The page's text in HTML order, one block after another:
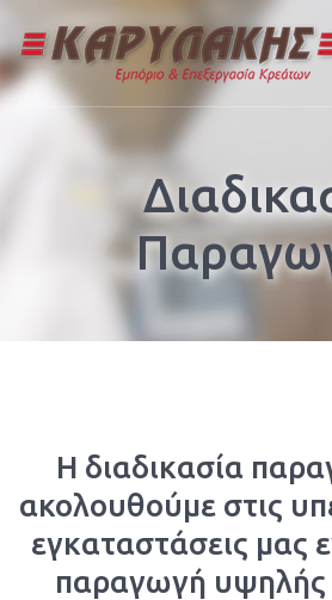
Η διαδικασία
ακολουθούμε στις
εγκαταστάσεις μας
παραγωγή υψηλής